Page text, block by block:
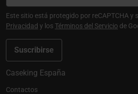
Suscribirse
Este sitio está protegido por reCAPTCHA y
Privacidad y losTérminos del Servicio de
Caseking España
Contactos